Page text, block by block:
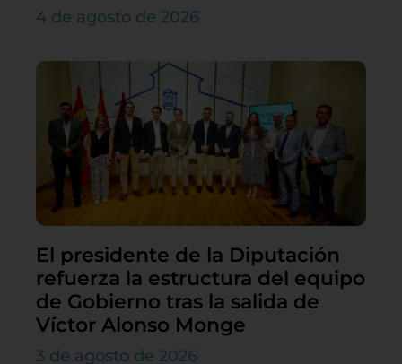
4 de agosto de 2026
El presidente de la Diputación
refuerza la estructura del equipo
de Gobierno tras la salida de
Víctor Alonso Monge
3 de agosto de 2026